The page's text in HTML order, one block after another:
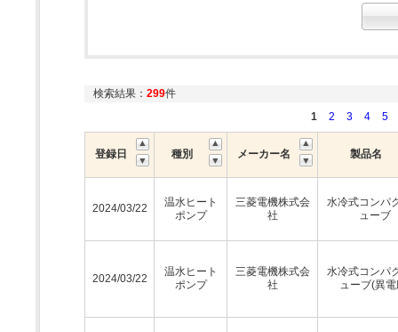
検索結果： 299件
1
2 3 4 5
登録日 種別 メーカー名 製品名
2024/03/22
温水ヒート
ポンプ
三菱電機株式会
社
水冷式コンパ
ューブ
2024/03/22
温水ヒート
ポンプ
三菱電機株式会
社
水冷式コンパ
ューブ(異